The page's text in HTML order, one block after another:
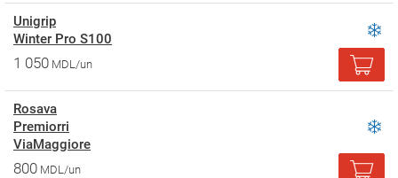
Unigrip
Winter Pro S100
1 050 MDL/un
Rosava
Premiorri
ViaMaggiore
800 MDL/un